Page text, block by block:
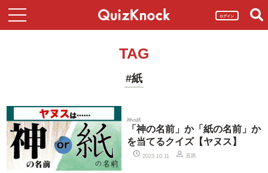
ログイン
TAG
#紙
神vs紙
「神の名前」か「紙の名前」か
を当てるクイズ【ヤヌス】
2023.10.11 直路